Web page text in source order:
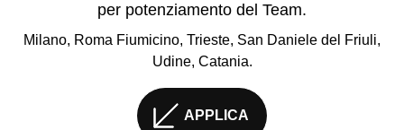
per potenziamento del Team.
Milano, Roma Fiumicino, Trieste, San Daniele del Friuli,
Udine, Catania.
APPLICA